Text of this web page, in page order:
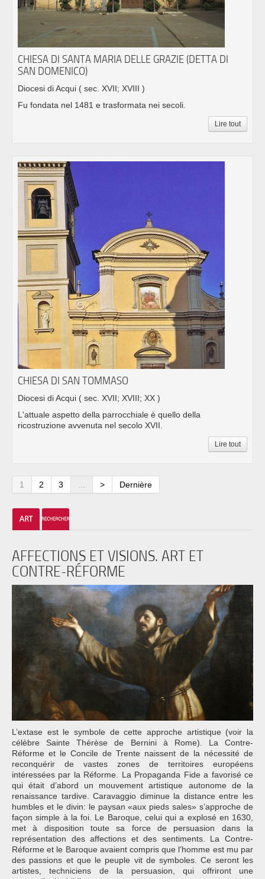
CHIESA DI SANTA MARIA DELLE GRAZIE (DETTA DI
SAN DOMENICO)
Diocesi di Acqui ( sec. XVII; XVIII )
Fu fondata nel 1481 e trasformata nei secoli.
Lire tout
CHIESA DI SAN TOMMASO
Diocesi di Acqui ( sec. XVII; XVIII; XX )
L'attuale aspetto della parrocchiale è quello della
ricostruzione avvenuta nel secolo XVII.
Lire tout
1 2 3 ... > Dernière
AFFECTIONS ET VISIONS. ART ET
CONTRE-RÉFORME
L’extase est le symbole de cette approche artistique (voir la
célèbre Sainte Thérèse de Bernini à Rome). La Contre-
Réforme et le Concile de Trente naissent de la nécessité de
reconquérir de vastes zones de territoires européens
intéressées par la Réforme. La Propaganda Fide a favorisé ce
qui était d’abord un mouvement artistique autonome de la
renaissance tardive. Caravaggio diminue la distance entre les
humbles et le divin: le paysan «aux pieds sales» s’approche de
façon simple à la foi. Le Baroque, celui qui a explosé en 1630,
met à disposition toute sa force de persuasion dans la
représentation des affections et des sentiments. La Contre-
Réforme et le Baroque avaient compris que l’homme est mu par
des passions et que le peuple vit de symboles. Ce seront les
artistes, techniciens de la persuasion, qui offriront une